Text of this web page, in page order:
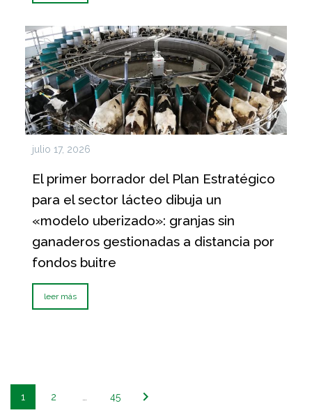
julio 17, 2026
El primer borrador del Plan Estratégico
para el sector lácteo dibuja un
«modelo uberizado»: granjas sin
ganaderos gestionadas a distancia por
fondos buitre
leer más
1 2 45